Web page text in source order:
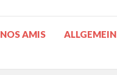
AMIS ALLGEMEIN